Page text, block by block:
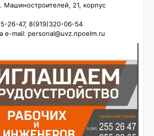
Машиностроителей, 21, корпус
26-47, 8(919)320-06-54
mail: personal@uvz.npoelm.ru